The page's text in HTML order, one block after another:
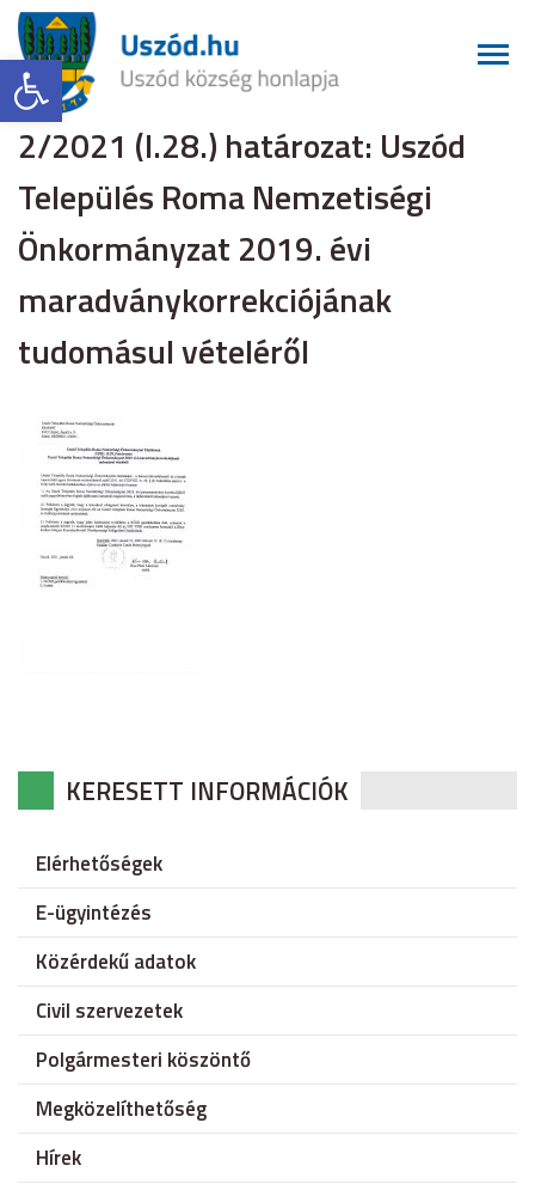
Eszköztár megnyitása
2/2021 (I.28.) határozat: Uszód
Település Roma Nemzetiségi
Önkormányzat 2019. évi
maradványkorrekciójának
tudomásul vételéről
KERESETT INFORMÁCIÓK
Elérhetőségek
E-ügyintézés
Közérdekű adatok
Civil szervezetek
Polgármesteri köszöntő
Megközelíthetőség
Hírek